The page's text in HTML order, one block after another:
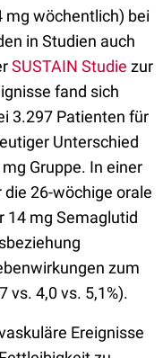
mg wöchentlich) bei
in Studien auch
SUSTAIN Studie zur
fand sich
3.297 Patienten für
Unterschied
Gruppe. In einer
die 26-wöchige orale
14 mg Semaglutid
zum
vs. 4,0 vs. 5,1%).
Ereignisse